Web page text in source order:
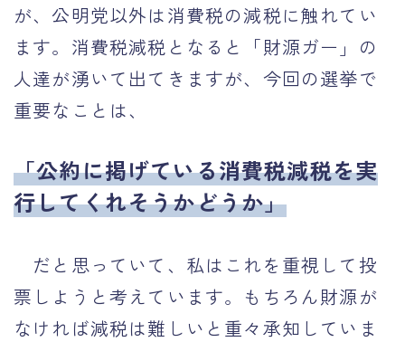
が、公明党以外は消費税の減税に触れてい
ます。消費税減税となると「財源ガー」の
人達が湧いて出てきますが、今回の選挙で
重要なことは、
「公約に掲げている消費税減税を実
行してくれそうかどうか」
だと思っていて、私はこれを重視して投
票しようと考えています。もちろん財源が
なければ減税は難しいと重々承知していま